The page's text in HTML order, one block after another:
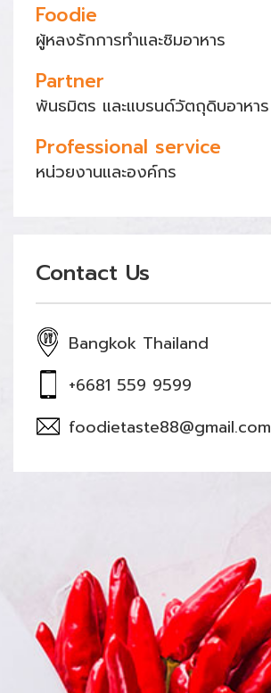
Foodie
ผู้หลงรักการทำและชิมอาหาร
Partner
พันธมิตร และแบรนด์วัตถุดิบอาหาร
Professional service
หน่วยงานและองค์กร
Contact Us
Bangkok Thailand
+6681 559 9599
foodietaste88@gmail.com